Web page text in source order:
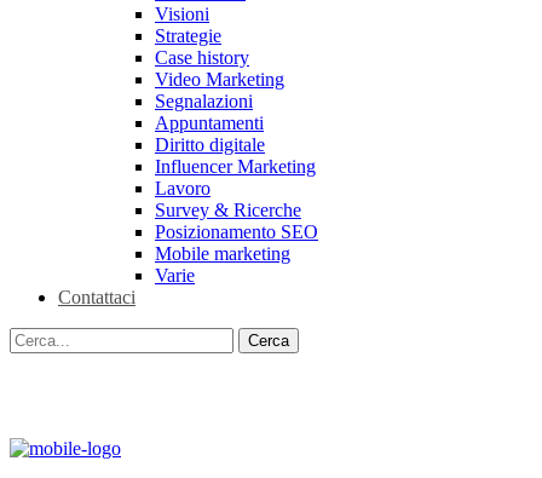
Visioni
Strategie
Case history
Video Marketing
Segnalazioni
Appuntamenti
Diritto digitale
Influencer Marketing
Lavoro
Survey & Ricerche
Posizionamento SEO
Mobile marketing
Varie
Contattaci